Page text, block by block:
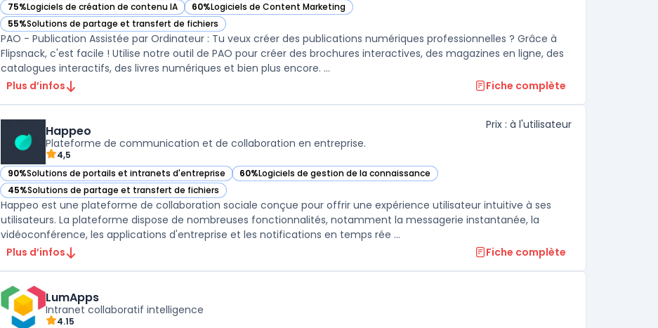
75%Logiciels de création de contenu IA
— voir Flipsnack dans cette catégorie 60%Logiciels de Content Marketing
— voir Flipsnack dans cette catégorie
55%Solutions de partage et transfert de fichiers
— voir Flipsnack dans cette catégorie
PAO - Publication Assistée par Ordinateur : Tu veux créer des publications numériques professionnelles ? Grâce à
Flipsnack, c'est facile ! Utilise notre outil de PAO pour créer des brochures interactives, des magazines en ligne, des
catalogues interactifs, des livres numériques et bien plus encore. ...
Plus d’infos
Fiche complète
Happeo
Plateforme de communication et de collaboration en entreprise.
4,5
Prix : à l'utilisateur
90%Solutions de portails et intranets d'entreprise
— voir Happeo dans cette catégorie 60%Logiciels de gestion de la connaissance
— voir Happeo dans cette catégorie
45%Solutions de partage et transfert de fichiers
— voir Happeo dans cette catégorie
Happeo est une plateforme de collaboration sociale conçue pour offrir une expérience utilisateur intuitive à ses
utilisateurs. La plateforme dispose de nombreuses fonctionnalités, notamment la messagerie instantanée, la
vidéoconférence, les applications d'entreprise et les notifications en temps rée ...
Plus d’infos
Fiche complète
LumApps
Intranet collaboratif intelligence
4.15